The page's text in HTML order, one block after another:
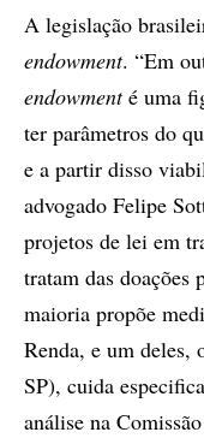
A legislação
endowment. “Em
endowmenté uma
ter parâmetros do
e a partir disso
advogado Felipe
projetos de lei em
tratam das doações
maioria propõe
Renda, e um deles,
SP), cuida
análise na